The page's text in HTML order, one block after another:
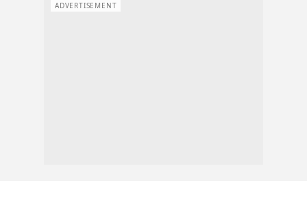
ADVERTISEMENT